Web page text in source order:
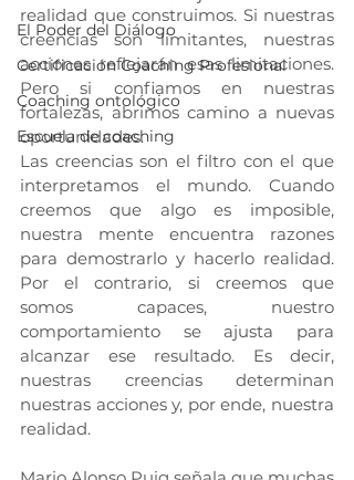
El Poder del Diálogo
Certificación Coaching Profesional
Coaching ontológico
Escuela de coaching
realidad que construimos. Si nuestras
creencias son limitantes, nuestras
acciones reflejarán esas limitaciones.
Pero si confiamos en nuestras
fortalezas, abrimos camino a nuevas
oportunidades.
Las creencias son el filtro con el que
interpretamos el mundo. Cuando
creemos que algo es imposible,
nuestra mente encuentra razones
para demostrarlo y hacerlo realidad.
Por el contrario, si creemos que
somos capaces, nuestro
comportamiento se ajusta para
alcanzar ese resultado. Es decir,
nuestras creencias determinan
nuestras acciones y, por ende, nuestra
realidad.